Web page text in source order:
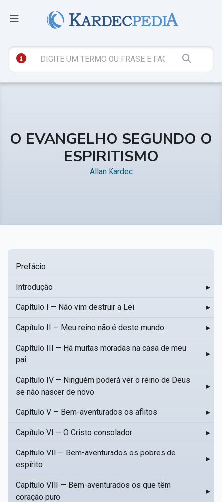
O EVANGELHO SEGUNDO O
ESPIRITISMO
Allan Kardec
Prefácio
Introdução ▸
Capítulo I — Não vim destruir a Lei ▸
Capítulo II — Meu reino não é deste mundo ▸
Capítulo III — Há muitas moradas na casa de meu
pai
▸
Capítulo IV — Ninguém poderá ver o reino de Deus
se não nascer de novo
▸
Capítulo V — Bem-aventurados os aflitos ▸
Capítulo VI — O Cristo consolador ▸
Capítulo VII — Bem-aventurados os pobres de
espírito
▸
Capítulo VIII — Bem-aventurados os que têm
coração puro
▸